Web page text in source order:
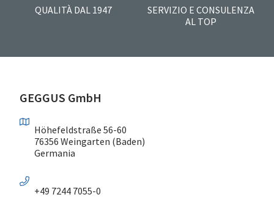
QUALITÀ DAL 1947
SERVIZIO E CONSULENZA
AL TOP
GEGGUS GmbH
Höhefeldstraße 56-60
76356 Weingarten (Baden)
Germania
+49 7244 7055-0